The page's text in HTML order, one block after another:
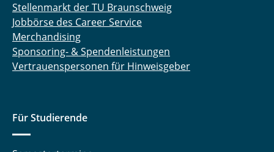
Holdorf Merit
Jackmann Cedric
Stellenmarkt der TU Braunschweig
Jobbörse des Career Service
Merchandising
Sponsoring- & Spendenleistungen
Vertrauenspersonen für Hinweisgeber
Für Studierende